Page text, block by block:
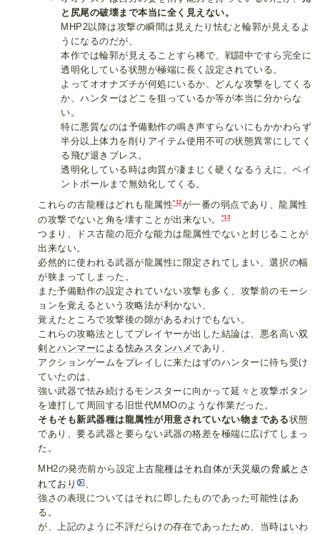
と尻尾の破壊まで本当に全く見えない。
MHP2以降は攻撃の瞬間は見えたり怯むと輪郭が見えるよ
うになるのだが、
本作では輪郭が見えることすら稀で、戦闘中ですら完全に
透明化している状態が極端に長く設定されている。
よってオオナズチが何処にいるか、どんな攻撃をしてくる
か、ハンターはどこを狙っているか等が本当に分からな
い。
特に悪質なのは予備動作の鳴き声すらないにもかかわらず
半分以上体力を削りアイテム使用不可の状態異常にしてく
る飛び退きブレス。
透明化している時は肉質が凄まじく硬くなるうえに、ペイ
ントボールまで無効化してくる。
これらの古龍種はどれも龍属性*12が一番の弱点であり、龍属性
の攻撃でないと角を壊すことが出来ない。
*13
つまり、ドス古龍の厄介な能力は龍属性でないと封じることが
出来ない。
必然的に使われる武器が龍属性に限定されてしまい、選択の幅
が狭まってしまった。
また予備動作の設定されていない攻撃も多く、攻撃前のモーシ
ョンを覚えるという攻略法が利かない、
覚えたところで攻撃後の隙があるわけでもない。
これらの攻略法としてプレイヤーが出した結論は、悪名高い双
剣とハンマーによる怯みスタンハメであり、
アクションゲームをプレイしに来たはずのハンターに待ち受け
ていたのは、
強い武器で怯み続けるモンスターに向かって延々と攻撃ボタン
を連打して周回する旧世代MMOのような作業だった。
そもそも新武器種は龍属性が用意されていない物まである状態
であり、要る武器と要らない武器の格差を極端に広げてしまっ
た。
MH2の発売前から設定上古龍種はそれ自体が天災級の脅威とさ
れており
、
強さの表現についてはそれに即したものであった可能性はあ
る。
が、上記のように不評だらけの存在であったため、当時はいわ